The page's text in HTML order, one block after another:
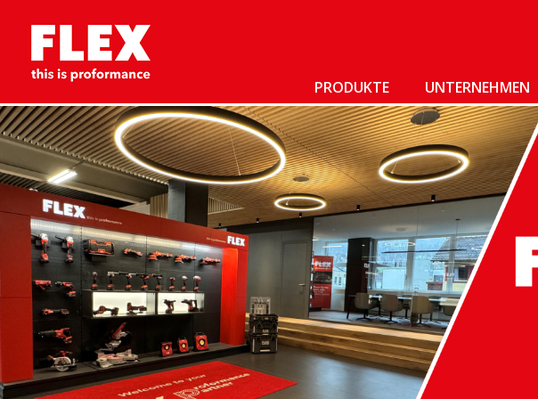
PRODUKTE UNTERNEHMEN